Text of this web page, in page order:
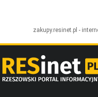
zakupy.resinet.pl -